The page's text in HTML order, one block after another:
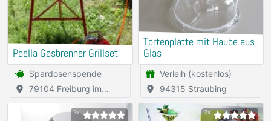
Paella Gasbrenner Grillset
Spardosenspende
Breisgau
Tortenplatte mit Haube aus
Glas
Verleih (kostenlos)
94315 Straubing
3x 3x